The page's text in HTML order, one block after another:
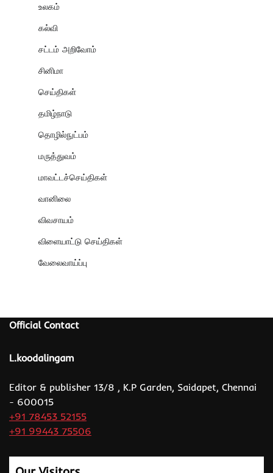
உலகம்
கல்வி
சட்டம் அறிவோம்
சினிமா
செய்திகள்
தமிழ்நாடு
தொழில்நுட்பம்
மருத்துவம்
மாவட்டச்செய்திகள்
வானிலை
விவசாயம்
விளையாட்டு செய்திகள்
வேலைவாய்ப்பு
Official Contact
L.koodalingam
Editor & publisher 13/8 , K.P Garden, Saidapet, Chennai
- 600015
+91 78453 52155
+91 99443 75506